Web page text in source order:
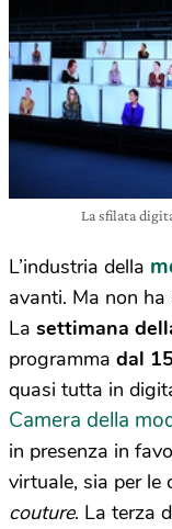
La sfilata
L’industria della
avanti. Ma non
La settimana
programma dal
quasi tutta in
Camera della
in presenza in
virtuale, sia per le
couture. La terza